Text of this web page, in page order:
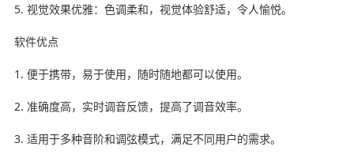
5. 视觉效果优雅：色调柔和，视觉体验舒适，令人愉悦。
软件优点
1. 便于携带，易于使用，随时随地都可以使用。
2. 准确度高，实时调音反馈，提高了调音效率。
3. 适用于多种音阶和调弦模式，满足不同用户的需求。